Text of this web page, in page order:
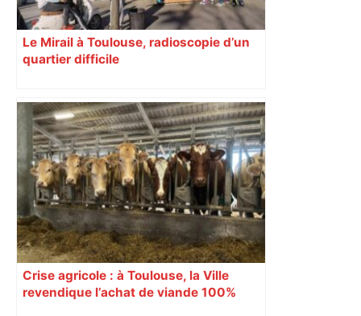
Le Mirail à Toulouse, radioscopie d’un
quartier difficile
Crise agricole : à Toulouse, la Ville
revendique l’achat de viande 100%